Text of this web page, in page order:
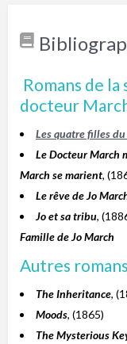
Romans de la
docteur
Les quatre filles
Le Docteur March
March se marient,
Le rêve de Jo
Jo et sa tribu,
Famille de Jo March
Autres
The Inheritance,
Moods, (1865)
The Mysterious